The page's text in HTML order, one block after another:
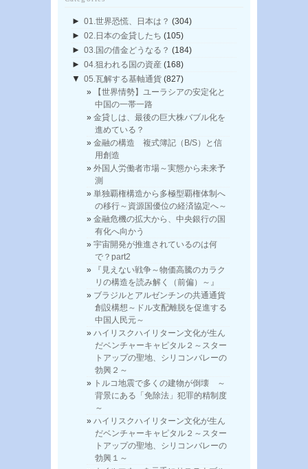
► 01.世界恐慌、日本は？ (304)
► 02.日本の金貸したち (105)
► 03.国の借金どうなる？ (184)
► 04.狙われる国の資産 (168)
▼ 05.瓦解する基軸通貨 (827)
【世界情勢】ユーラシアの安定化と
中国の一帯一路
金貸しは、最後の巨大株バブル化を
進めている？
金融の構造 複式簿記（B/S）と信
用創造
外国人労働者市場～実態から未来予
測
単独覇権構造から多極型覇権体制へ
の移行～資源国優位の経済協定へ～
金融危機の拡大から、中央銀行の国
有化へ向かう
宇宙開発が推進されているのは何
で？part2
『見えない戦争～物価高騰のカラク
リの構造を読み解く（前偏）～』
ブラジルとアルゼンチンの共通通貨
創設構想～ドル支配離脱を促進する
中国人民元～
ハイリスクハイリターン文化が生ん
だベンチャーキャピタル２～スター
トアップの聖地、シリコンバレーの
勃興２～
トルコ地震で多くの建物が倒壊 ～
背景にある「免除法」犯罪的精制度
～
ハイリスクハイリターン文化が生ん
だベンチャーキャピタル２～スター
トアップの聖地、シリコンバレーの
勃興１～